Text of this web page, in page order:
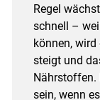
Regel
schnell –
können, wird
steigt und
Nährstoffen.
sein, wenn